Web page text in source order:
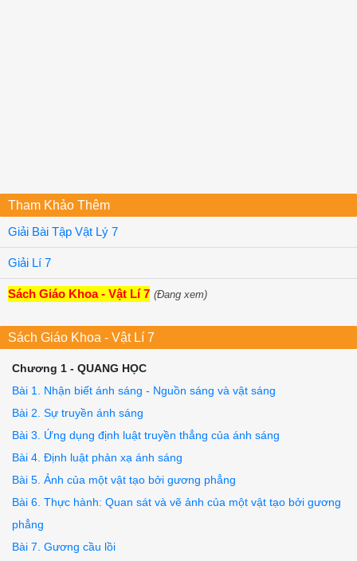
Tham Khảo Thêm
Giải Bài Tập Vật Lý 7
Giải Lí 7
Sách Giáo Khoa - Vật Lí 7 (Đang xem)
Sách Giáo Khoa - Vật Lí 7
Chương 1 - QUANG HỌC
Bài 1. Nhận biết ánh sáng - Nguồn sáng và vật sáng
Bài 2. Sự truyền ánh sáng
Bài 3. Ứng dụng định luật truyền thẳng của ánh sáng
Bài 4. Định luật phản xạ ánh sáng
Bài 5. Ảnh của một vật tạo bởi gương phẳng
Bài 6. Thực hành: Quan sát và vẽ ảnh của một vật tạo bởi gương
phẳng
Bài 7. Gương cầu lồi